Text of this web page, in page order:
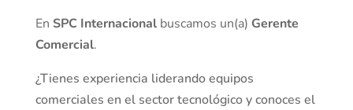
En SPC Internacionalbuscamos un(a) Gerente
Comercial.
¿Tienes experiencia liderando equipos
comerciales en el sector tecnológico y conoces el